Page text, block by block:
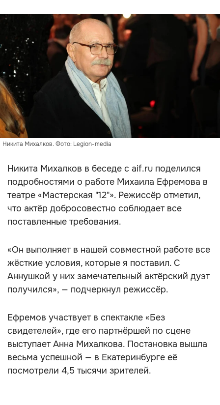
Никита Михалков. Фото: Legion-media
Никита Михалков в беседе с aif.ru поделился
подробностями о работе Михаила Ефремова в
театре «Мастерская "12"». Режиссёр отметил,
что актёр добросовестно соблюдает все
поставленные требования.
«Он выполняет в нашей совместной работе все
жёсткие условия, которые я поставил. С
Аннушкой у них замечательный актёрский дуэт
получился», — подчеркнул режиссёр.
Ефремов участвует в спектакле «Без
свидетелей», где его партнёршей по сцене
выступает Анна Михалкова. Постановка вышла
весьма успешной — в Екатеринбурге её
посмотрели 4,5 тысячи зрителей.